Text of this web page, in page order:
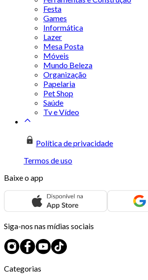
Festa
Games
Informática
Lazer
Mesa Posta
Móveis
Mundo Beleza
Organização
Papelaria
Pet Shop
Saúde
Tv e Vídeo
Política de privacidade
Termos de uso
Baixe o app
Siga-nos nas mídias sociais
Categorias